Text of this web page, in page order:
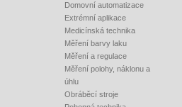
Domovní automatizace
Extrémní aplikace
Medicínská technika
Měření barvy laku
Měření a regulace
Měření polohy, náklonu a
úhlu
Obráběcí stroje